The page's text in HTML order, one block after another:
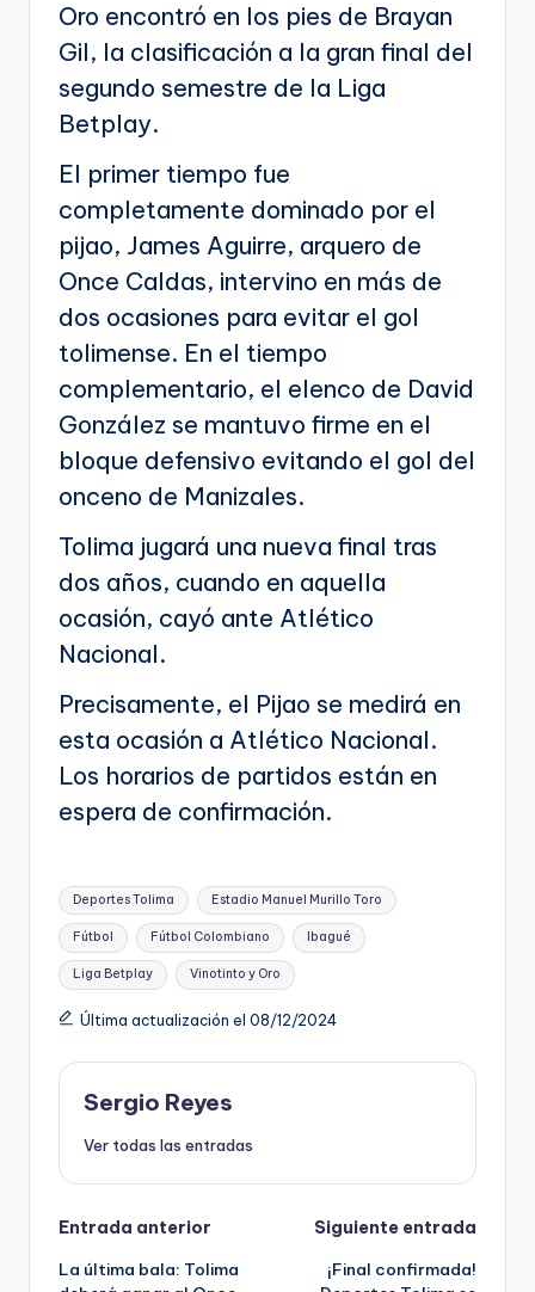
Oro encontró en los pies de Brayan
Gil, la clasificación a la gran final del
segundo semestre de la Liga
Betplay.
El primer tiempo fue
completamente dominado por el
pijao, James Aguirre, arquero de
Once Caldas, intervino en más de
dos ocasiones para evitar el gol
tolimense. En el tiempo
complementario, el elenco de David
González se mantuvo firme en el
bloque defensivo evitando el gol del
onceno de Manizales.
Tolima jugará una nueva final tras
dos años, cuando en aquella
ocasión, cayó ante Atlético
Nacional.
Precisamente, el Pijao se medirá en
esta ocasión a Atlético Nacional.
Los horarios de partidos están en
espera de confirmación.
Etiquetas:
Deportes Tolima Estadio Manuel Murillo Toro
Fútbol Fútbol Colombiano Ibagué
Liga Betplay Vinotinto y Oro
Última actualización el 08/12/2024
Sergio Reyes
Ver todas las entradas
Navegación
Entrada anterior
La última bala: Tolima
Siguiente entrada
¡Final confirmada!